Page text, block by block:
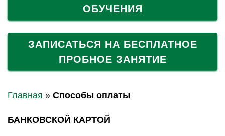
ОБУЧЕНИЯ
ЗАПИСАТЬСЯ НА БЕСПЛАТНОЕ
ПРОБНОЕ ЗАНЯТИЕ
Главная » Способы оплаты
БАНКОВСКОЙ КАРТОЙ